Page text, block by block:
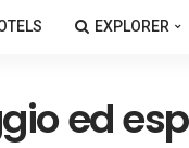
EXPLORER
ed